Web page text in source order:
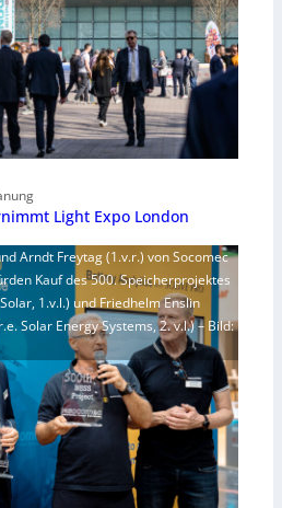
Light Expo London
Arndt Freytag (1.v.r.) von Socomec
Kauf des 500. Speicherprojektes
1.v.l.) und Friedhelm Enslin
Solar Energy Systems, 2. v.l.) – Bild: